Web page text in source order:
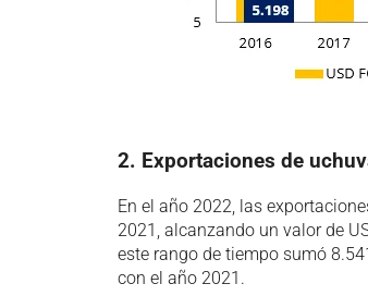
2. Exportaciones de
En el año 2022, las
2021, alcanzando un valor de
este rango de tiempo sumó
con el año 2021.